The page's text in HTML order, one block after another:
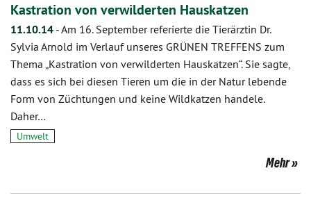
Kastration von verwilderten Hauskatzen
11.10.14 -Am 16. September referierte die Tierärztin Dr.
Sylvia Arnold im Verlauf unseres GRÜNEN TREFFENS zum
Thema „Kastration von verwilderten Hauskatzen“. Sie sagte,
dass es sich bei diesen Tieren um die in der Natur lebende
Form von Züchtungen und keine Wildkatzen handele.
Daher…
Umwelt
Mehr